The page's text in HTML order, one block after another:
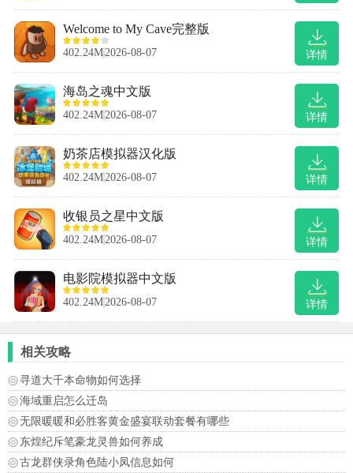
详情
Welcome to My Cave完整版
402.24M2026-08-07
详情
海岛之魂中文版
402.24M2026-08-07
详情
奶茶店模拟器汉化版
402.24M2026-08-07
详情
收银员之星中文版
402.24M2026-08-07
详情
电影院模拟器中文版
402.24M2026-08-07
相关攻略
寻道大千本命物如何选择
海域重启怎么迁岛
无限暖暖和必胜客黄金盛宴联动套餐有哪些
东煌纪斥笔豪龙灵兽如何养成
古龙群侠录角色陆小凤信息如何